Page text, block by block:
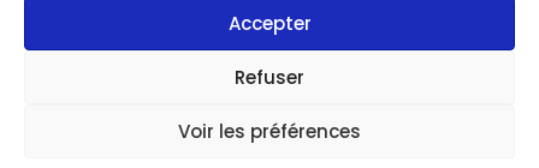
Accepter
Refuser
Voir les préférences